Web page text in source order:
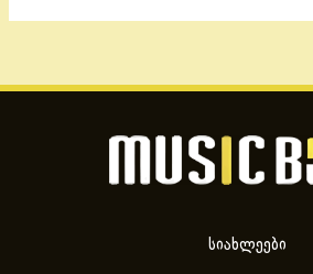
სიახლეები